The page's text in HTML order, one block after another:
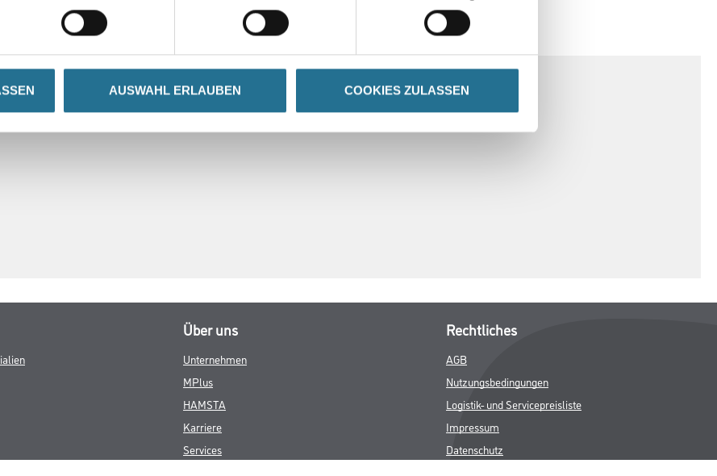
AUSWAHL ERLAUBEN COOKIES ZULASSEN
ZUSATZINFOS GEFAHRENHINWEISE SPEZIFIKATIONEN
Über uns
Unternehmen
MPlus
HAMSTA
Karriere
Services
Rechtliches
AGB
Nutzungsbedingungen
Logistik- und Servicepreisliste
Impressum
Datenschutz